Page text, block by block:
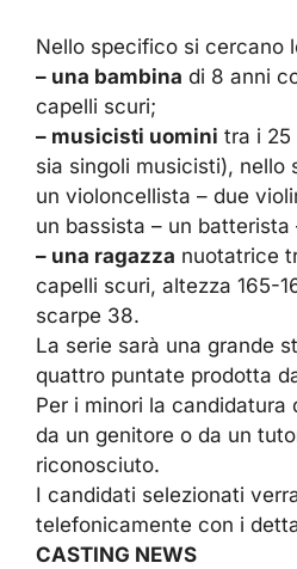
Nello specifico si cercano
– una bambina di 8 anni
capelli scuri;
– musicisti uomini tra i 25
sia singoli musicisti), nello
un violoncellista – due
un bassista – un
– una ragazza nuotatrice
capelli scuri, altezza 165-
scarpe 38.
La serie sarà una grande
quattro puntate prodotta
Per i minori la candidatura
da un genitore o da un
riconosciuto.
I candidati selezionati
telefonicamente con i
CASTING NEWS